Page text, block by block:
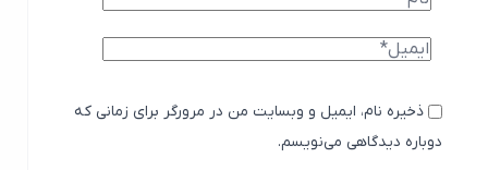
ذخیره نام، ایمیل و وبسایت من در مرورگر برای زمانی که
دوباره دیدگاهی می‌نویسم.